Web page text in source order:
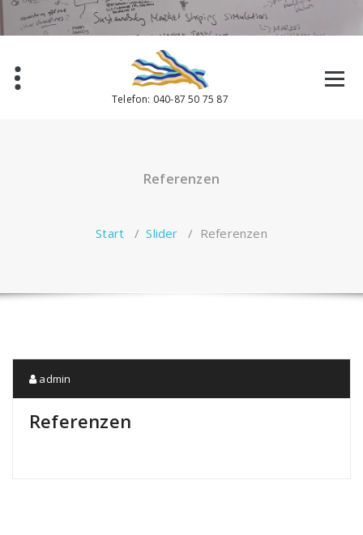
Zum
Inhalt
springen
Telefon: 040-87 50 75 87
Referenzen
Start /Slider / Referenzen
admin
Referenzen